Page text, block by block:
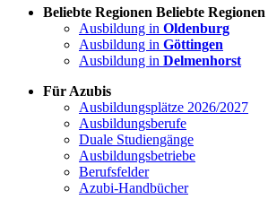
Beliebte Regionen Beliebte Regionen
Ausbildung in Oldenburg
Ausbildung in Göttingen
Ausbildung in Delmenhorst
Für Azubis
Ausbildungsplätze 2026/2027
Ausbildungsberufe
Duale Studiengänge
Ausbildungsbetriebe
Berufsfelder
Azubi-Handbücher